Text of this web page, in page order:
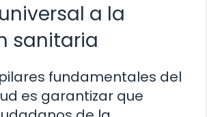
a la
sanitaria
fundamentales del
es garantizar que